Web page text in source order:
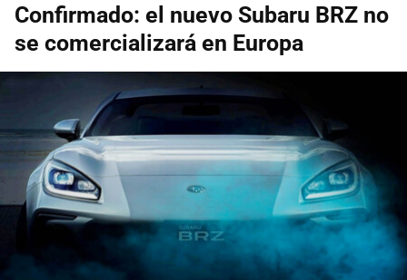
Confirmado: el nuevo Subaru BRZ no
se comercializará en Europa